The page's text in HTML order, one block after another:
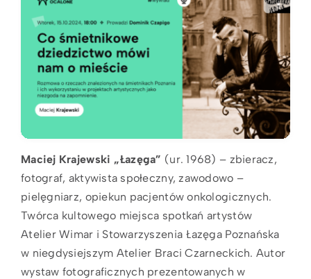
Maciej Krajewski „Łazęga” (ur. 1968) – zbieracz,
fotograf, aktywista społeczny, zawodowo –
pielęgniarz, opiekun pacjentów onkologicznych.
Twórca kultowego miejsca spotkań artystów
Atelier Wimar i Stowarzyszenia Łazęga Poznańska
w niegdysiejszym Atelier Braci Czarneckich. Autor
wystaw fotograficznych prezentowanych w